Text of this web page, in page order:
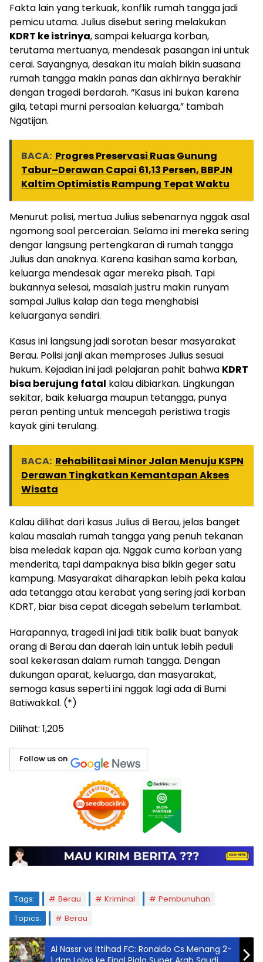
Fakta lain yang terkuak, konflik rumah tangga jadi
pemicu utama. Julius disebut sering melakukan
KDRT ke istrinya, sampai keluarga korban,
terutama mertuanya, mendesak pasangan ini untuk
cerai. Sayangnya, desakan itu malah bikin suasana
rumah tangga makin panas dan akhirnya berakhir
dengan tragedi berdarah. “Kasus ini bukan karena
gila, tetapi murni persoalan keluarga,” tambah
Ngatijan.
BACA: Progres Preservasi Ruas Gunung
Tabur–Derawan Capai 61,13 Persen, BBPJN
Kaltim Optimistis Rampung Tepat Waktu
Menurut polisi, mertua Julius sebenarnya nggak asal
ngomong soal perceraian. Selama ini mereka sering
dengar langsung pertengkaran di rumah tangga
Julius dan anaknya. Karena kasihan sama korban,
keluarga mendesak agar mereka pisah. Tapi
bukannya selesai, masalah justru makin runyam
sampai Julius kalap dan tega menghabisi
keluarganya sendiri.
Kasus ini langsung jadi sorotan besar masyarakat
Berau. Polisi janji akan memproses Julius sesuai
hukum. Kejadian ini jadi pelajaran pahit bahwa KDRT
bisa berujung fatal kalau dibiarkan. Lingkungan
sekitar, baik keluarga maupun tetangga, punya
peran penting untuk mencegah peristiwa tragis
kayak gini terulang.
BACA: Rehabilitasi Minor Jalan Menuju KSPN
Derawan Tingkatkan Kemantapan Akses
Wisata
Kalau dilihat dari kasus Julius di Berau, jelas banget
kalau masalah rumah tangga yang penuh tekanan
bisa meledak kapan aja. Nggak cuma korban yang
menderita, tapi dampaknya bisa bikin geger satu
kampung. Masyarakat diharapkan lebih peka kalau
ada tetangga atau kerabat yang sering jadi korban
KDRT, biar bisa cepat dicegah sebelum terlambat.
Harapannya, tragedi ini jadi titik balik buat banyak
orang di Berau dan daerah lain untuk lebih peduli
soal kekerasan dalam rumah tangga. Dengan
dukungan aparat, keluarga, dan masyarakat,
semoga kasus seperti ini nggak lagi ada di Bumi
Batiwakkal. (*)
Dilihat: 1,205
Follow us on
Tags: Berau Kriminal
Pembunuhan
Topics:
Berau
Al Nassr vs Ittihad FC: Ronaldo Cs Menang 2-